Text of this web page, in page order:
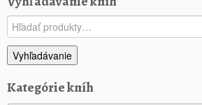
Hľadať:
Vyhľadávanie
Kategórie kníh